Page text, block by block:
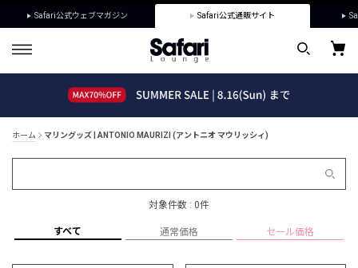
Safari公式ウェブマガジン Safari公式通販サイト
ホーム マリングッズ | ANTONIO MAURIZI (アントニオ マウリッシィ)
対象件数 : 0件
すべて 通常価格 セール価格